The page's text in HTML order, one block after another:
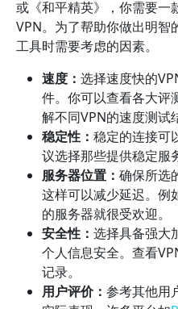
或《和平精英》，你需要一
VPN。为了帮助你做出明智
工具时需要考虑的因素。
速度： 选择速度快的
件。你可以查看各大评
解不同VPN的速度测试
稳定性： 稳定的连接可
议选择那些提供稳定服
服务器位置： 确保所选
这样可以减少延迟。例
的服务器就很受欢迎。
安全性： 选择具备强大
个人信息安全。查看
记录。
用户评价： 参考其他用